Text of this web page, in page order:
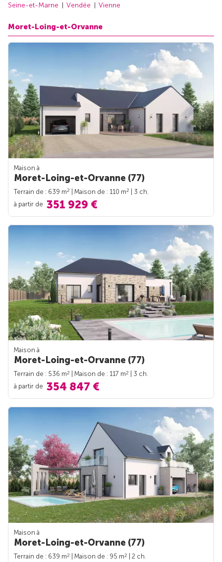
Seine-et-Marne
Vendée Vienne
Moret-Loing-et-Orvanne
Maison à
Moret-Loing-et-Orvanne (77)
Terrain de : 639 m2 | Maison de : 110 m2
| 3 ch.
à partir de 351 929 €
Maison à
Moret-Loing-et-Orvanne (77)
Terrain de : 536 m2 | Maison de : 117 m2
| 3 ch.
à partir de 354 847 €
Maison à
Moret-Loing-et-Orvanne (77)
Terrain de : 639 m2 | Maison de : 95 m2
| 2 ch.